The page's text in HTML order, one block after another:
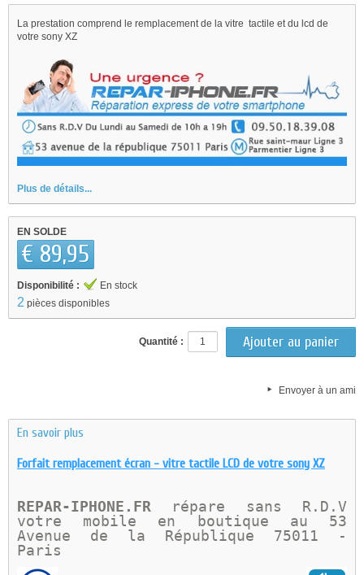
La prestation comprend le remplacement de la vitre tactile et du lcd de
votre sony XZ
Plus de détails...
EN SOLDE
€ 89,95
Disponibilité : En stock
2 pièces disponibles
Quantité :
Envoyer à un ami
En savoir plus
Forfait remplacement écran - vitre tactile LCD de votre sony XZ
REPAR-IPHONE.FR
répare sans R.D.V
votre mobile en boutique au 53
Avenue de la République 75011 -
Paris